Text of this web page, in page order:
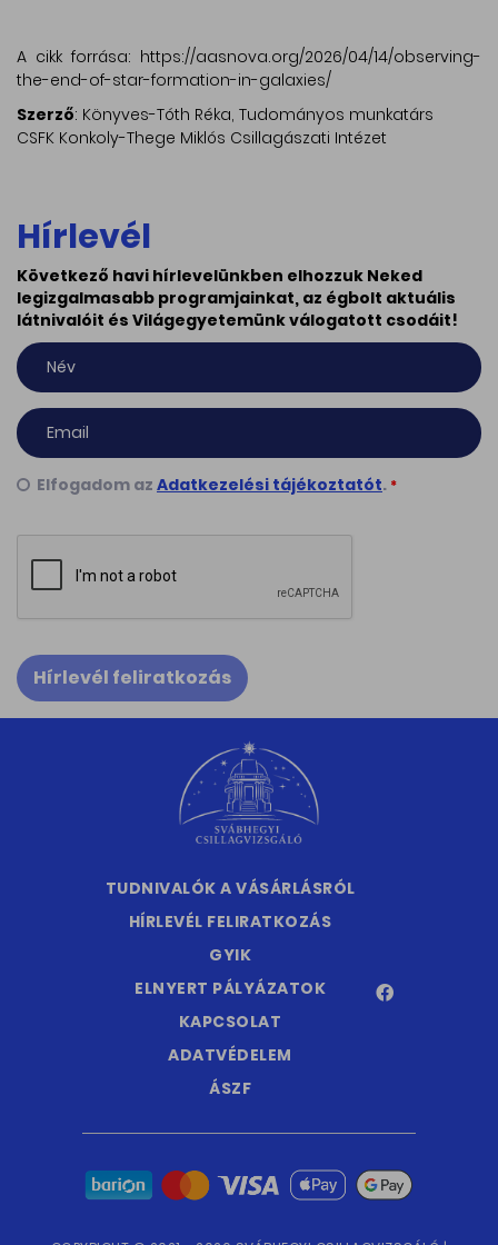
A cikk forrása: https://aasnova.org/2026/04/14/observing-
the-end-of-star-formation-in-galaxies/
Szerző: Könyves-Tóth Réka, Tudományos munkatárs
CSFK Konkoly-Thege Miklós Csillagászati Intézet
Hírlevél
Következő havi hírlevelünkben elhozzuk Neked
legizgalmasabb programjainkat, az égbolt aktuális
látnivalóit és Világegyetemünk válogatott csodáit!
Elfogadom az Adatkezelési tájékoztatót. *
Hírlevél feliratkozás
TUDNIVALÓK A VÁSÁRLÁSRÓL
HÍRLEVÉL FELIRATKOZÁS
GYIK
ELNYERT PÁLYÁZATOK
KAPCSOLAT
ADATVÉDELEM
ÁSZF